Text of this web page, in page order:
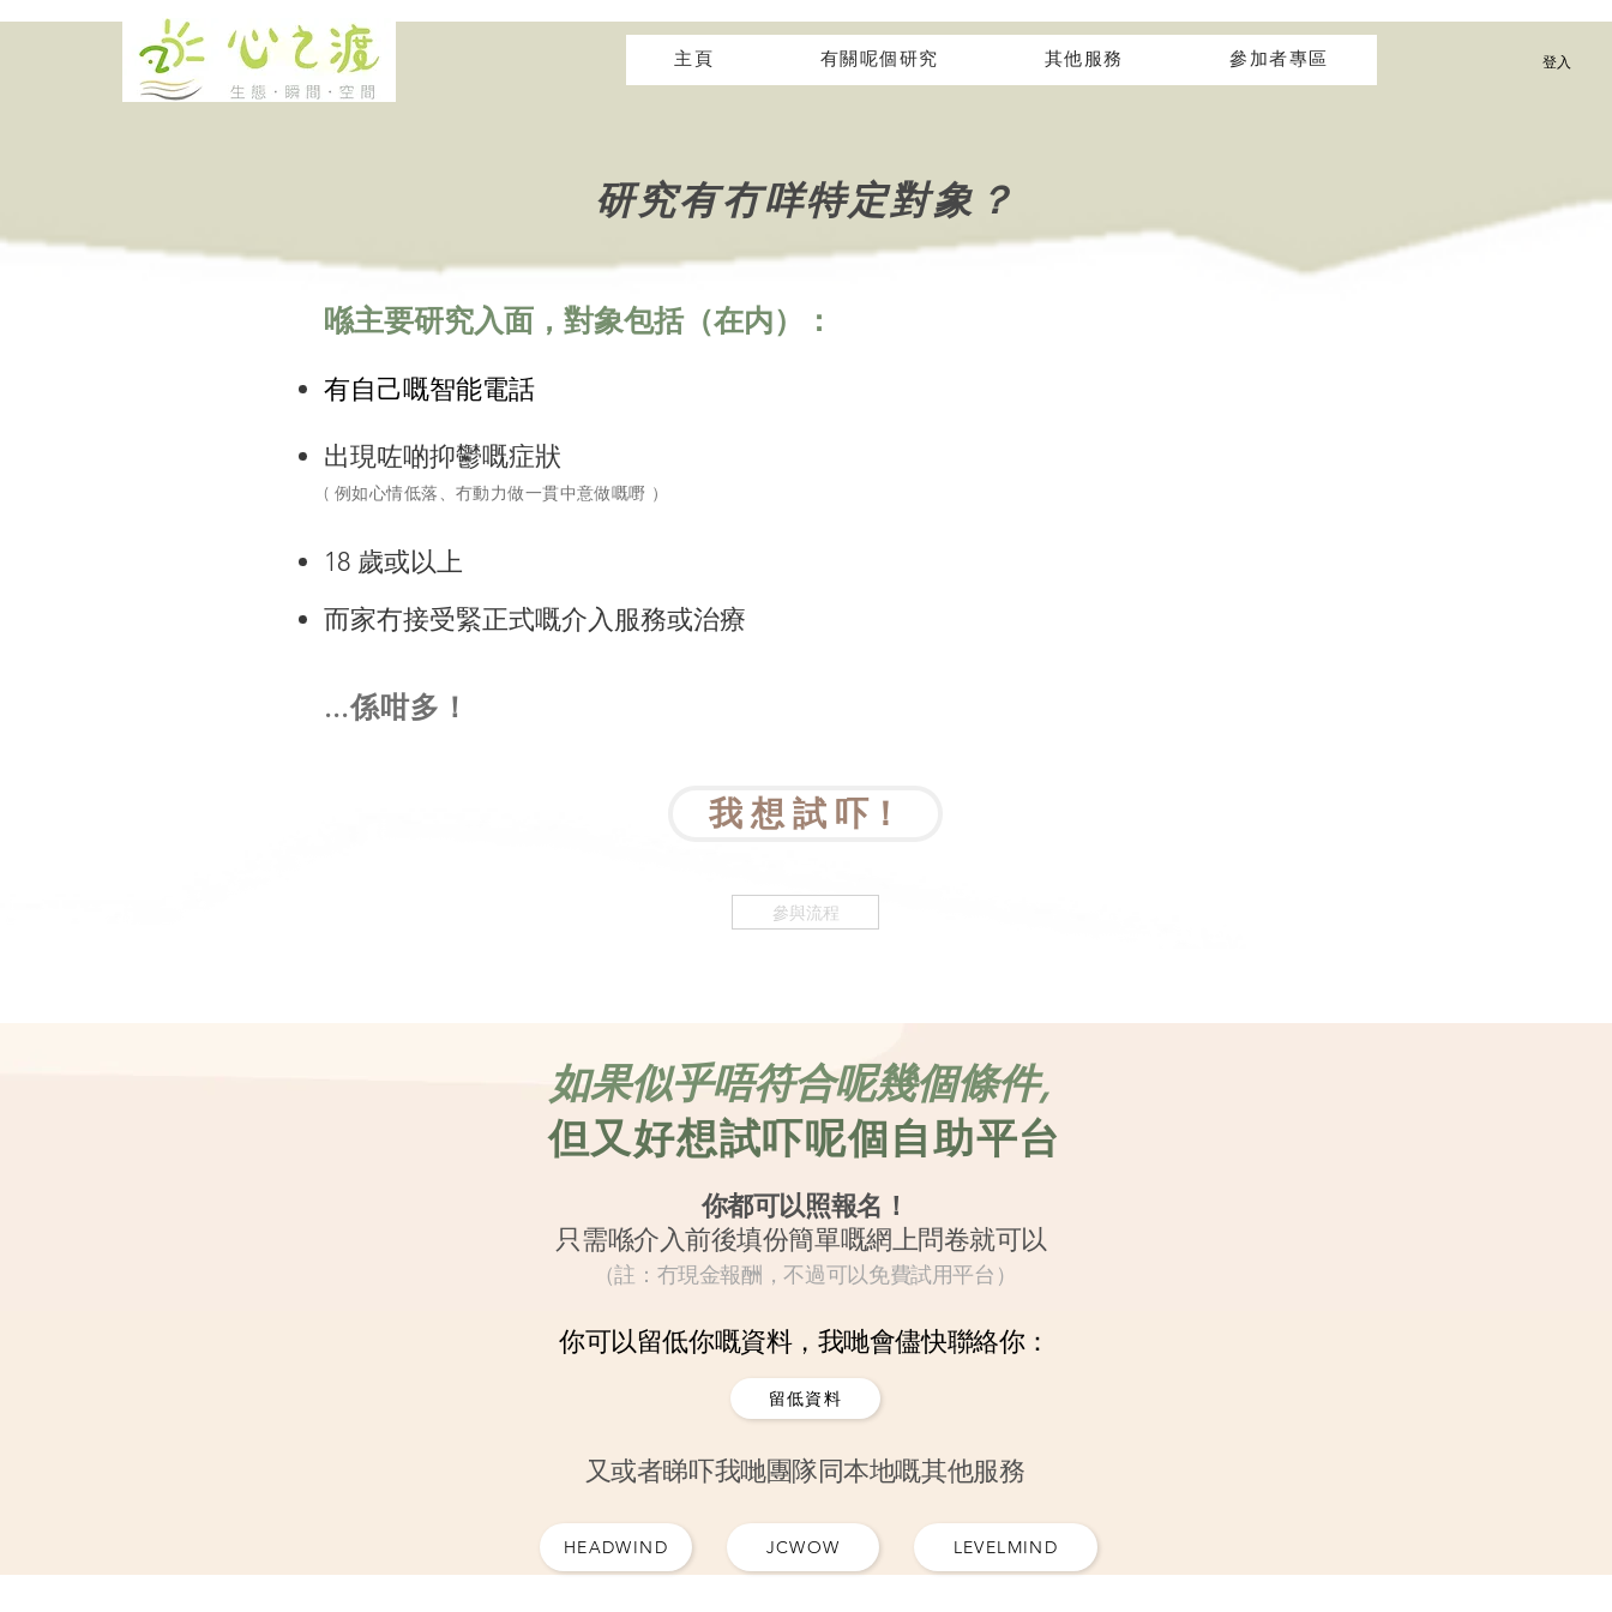
主頁 有關呢個研究 其他服務 參加者專區 登入
研究有冇咩特定對象？
​喺主要研究入面，對象包括（在内）：
​有自己嘅智能電話
出現咗啲抑鬱嘅症狀
( 例如心情低落、冇動力做一貫中意做嘅嘢 ）
18 歲或以上
而家冇接受緊正式嘅介入服務或治療
​...係咁多！
我 想 試 吓！
參與流程
​如果似乎唔符合呢幾個條件,
但又好想試吓呢個自助平台
你都可以照報名！
只需喺介入前後填份簡單嘅網上問卷就可以
（註：冇現金報酬，不過可以免費試用平台）
你可以留低你嘅資料，我哋會儘快聯絡你：
留低資料
又或者睇吓我哋團隊同本地嘅其他服務
HEADWIND JCWOW LEVELMIND